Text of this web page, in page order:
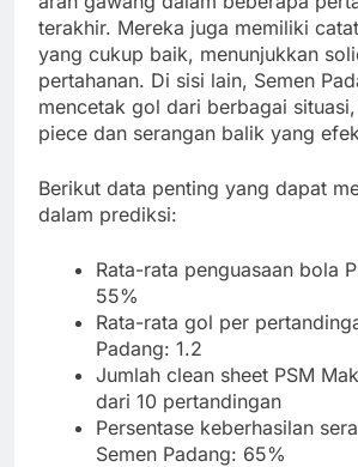
terakhir. Mereka juga memiliki
yang cukup baik, menunjukkan
pertahanan. Di sisi lain, Semen
mencetak gol dari berbagai
piece dan serangan balik yang
Berikut data penting yang dapat
dalam prediksi:
Rata-rata penguasaan bola
55%
Rata-rata gol per
Padang: 1.2
Jumlah clean sheet PSM
dari 10 pertandingan
Persentase keberhasilan
Semen Padang: 65%